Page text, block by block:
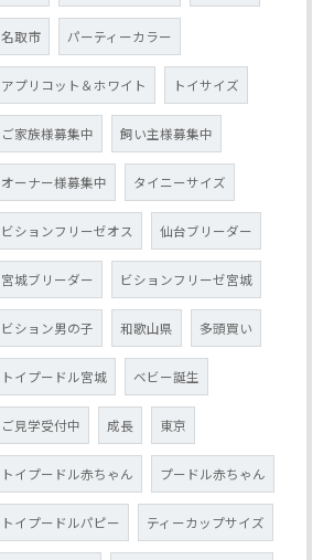
名取市 パーティーカラー
アプリコット＆ホワイト トイサイズ
ご家族様募集中 飼い主様募集中
オーナー様募集中 タイニーサイズ
ビションフリーゼオス 仙台ブリーダー
宮城ブリーダー ビションフリーゼ宮城
ビション男の子 和歌山県 多頭買い
トイプードル宮城 ベビー誕生
ご見学受付中 成長 東京
トイプードル赤ちゃん プードル赤ちゃん
トイプードルパピー ティーカップサイズ